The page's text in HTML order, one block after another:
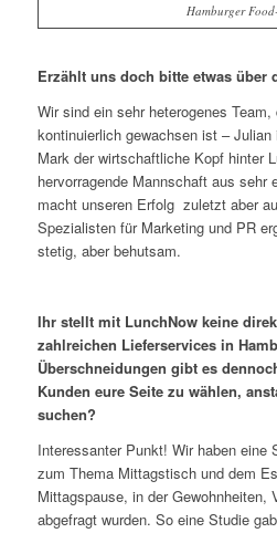
Hamburger
Erzählt uns doch bitte etwas über
Wir sind ein sehr heterogenes
kontinuierlich gewachsen ist –
Mark der wirtschaftliche Kopf hinter
hervorragende Mannschaft aus sehr
macht unseren Erfolg zuletzt aber
Spezialisten für Marketing und PR
stetig, aber behutsam.
Ihr stellt mit LunchNow keine
zahlreichen Lieferservices in
Überschneidungen gibt es
Kunden eure Seite zu wählen,
suchen?
Interessanter Punkt! Wir haben eine
zum Thema Mittagstisch und dem
Mittagspause, in der Gewohnheiten,
abgefragt wurden. So eine Studie